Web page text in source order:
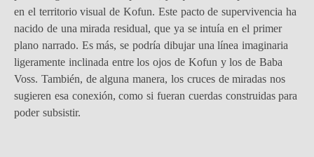
en el territorio visual de Kofun. Este pacto de supervivencia ha
nacido de una mirada residual, que ya se intuía en el primer
plano narrado. Es más, se podría dibujar una línea imaginaria
ligeramente inclinada entre los ojos de Kofun y los de Baba
Voss. También, de alguna manera, los cruces de miradas nos
sugieren esa conexión, como si fueran cuerdas construidas para
poder subsistir.